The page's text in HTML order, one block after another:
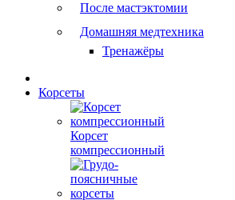
После мастэктомии
Домашняя медтехника
Тренажёры
Корсеты
Корсет
компрессионный